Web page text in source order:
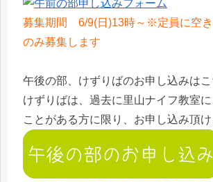
募集期間 6/9(日)13時～※定員に空き
のみ募集します
午後の部、けずりばのお申し込みはこ
けずりばは、過去に里山ナイフ教室
ことがある方に限り、お申し込み頂け